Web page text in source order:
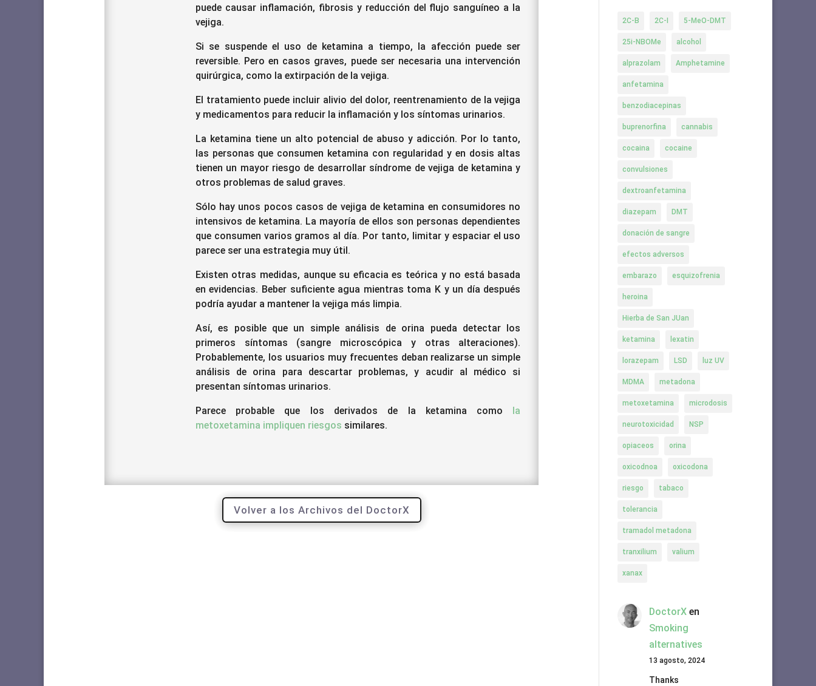
puede causar inflamación, fibrosis y reducción del flujo sanguíneo a la
vejiga.
Si se suspende el uso de ketamina a tiempo, la afección puede ser
reversible. Pero en casos graves, puede ser necesaria una intervención
quirúrgica, como la extirpación de la vejiga.
El tratamiento puede incluir alivio del dolor, reentrenamiento de la vejiga
y medicamentos para reducir la inflamación y los síntomas urinarios.
La ketamina tiene un alto potencial de abuso y adicción. Por lo tanto,
las personas que consumen ketamina con regularidad y en dosis altas
tienen un mayor riesgo de desarrollar síndrome de vejiga de ketamina y
otros problemas de salud graves.
Sólo hay unos pocos casos de vejiga de ketamina en consumidores no
intensivos de ketamina. La mayoría de ellos son personas dependientes
que consumen varios gramos al día. Por tanto, limitar y espaciar el uso
parece ser una estrategia muy útil.
Existen otras medidas, aunque su eficacia es teórica y no está basada
en evidencias. Beber suficiente agua mientras toma K y un día después
podría ayudar a mantener la vejiga más limpia.
Así, es posible que un simple análisis de orina pueda detectar los
primeros síntomas (sangre microscópica y otras alteraciones).
Probablemente, los usuarios muy frecuentes deban realizarse un simple
análisis de orina para descartar problemas, y acudir al médico si
presentan síntomas urinarios.
Parece probable que los derivados de la ketamina como
la
metoxetamina impliquen riesgos similares.
Volver a los Archivos del DoctorX
2C-B 2C-I 5-MeO-DMT
25i-NBOMe alcohol
alprazolam Amphetamine
anfetamina
benzodiacepinas
buprenorfina cannabis
cocaina cocaine
convulsiones
dextroanfetamina
diazepam DMT
donación de sangre
efectos adversos
embarazo esquizofrenia
heroina
Hierba de San JUan
ketamina lexatin
lorazepam LSD luz UV
MDMA metadona
metoxetamina microdosis
neurotoxicidad NSP
opiaceos orina
oxicodnoa oxicodona
riesgo tabaco
tolerancia
tramadol metadona
tranxilium valium
xanax
DoctorXen
Smoking
alternatives
13 agosto, 2024
Thanks